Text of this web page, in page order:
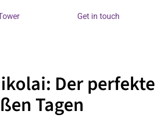
Get in touch
Der perfekte
Tagen